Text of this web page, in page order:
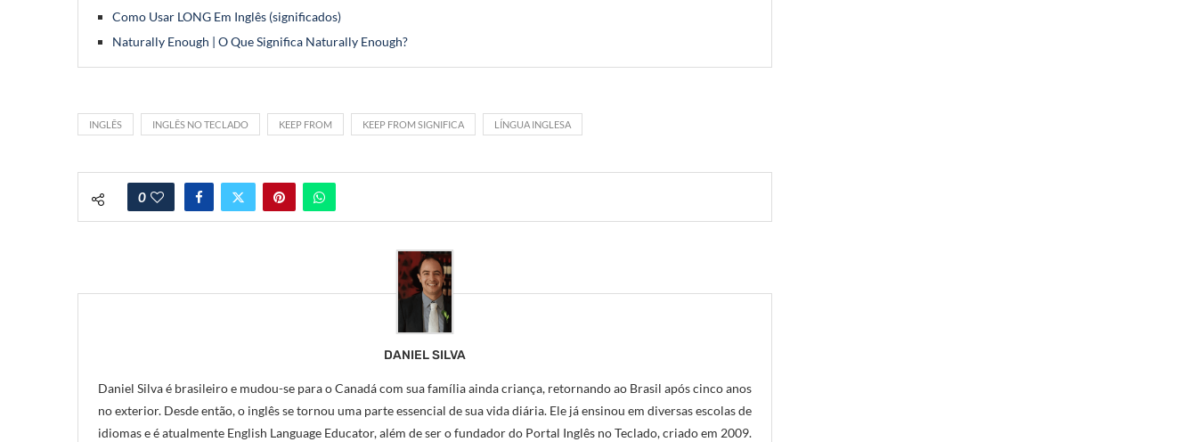
Como Usar LONG Em Inglês (significados)
Naturally Enough | O Que Significa Naturally Enough?
INGLÊS INGLÊS NO TECLADO KEEP FROM KEEP FROM SIGNIFICA LÍNGUA INGLESA
0
DANIEL SILVA
Daniel Silva é brasileiro e mudou-se para o Canadá com sua família ainda criança, retornando ao Brasil após cinco anos
no exterior. Desde então, o inglês se tornou uma parte essencial de sua vida diária. Ele já ensinou em diversas escolas de
idiomas e é atualmente English Language Educator, além de ser o fundador do Portal Inglês no Teclado, criado em 2009.